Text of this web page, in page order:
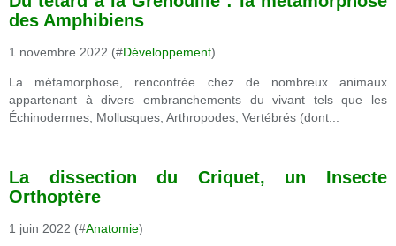
des Amphibiens
1 novembre 2022 (#Développement)
La métamorphose, rencontrée chez de nombreux animaux
appartenant à divers embranchements du vivant tels que les
Échinodermes, Mollusques, Arthropodes, Vertébrés (dont...
La dissection du Criquet, un Insecte
Orthoptère
1 juin 2022 (#Anatomie)